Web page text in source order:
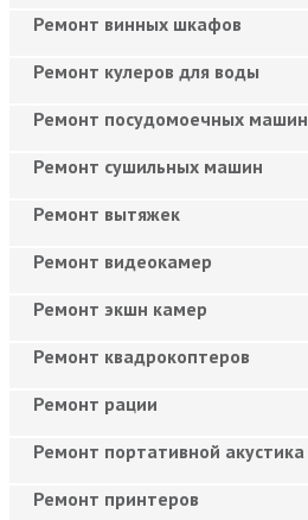
Ремонт винных шкафов
Ремонт кулеров для воды
Ремонт посудомоечных машин
Ремонт сушильных машин
Ремонт вытяжек
Ремонт видеокамер
Ремонт экшн камер
Ремонт квадрокоптеров
Ремонт рации
Ремонт портативной акустика
Ремонт принтеров